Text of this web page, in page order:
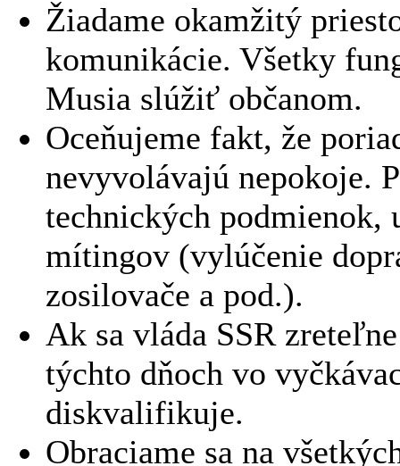
Žiadame okamžitý
komunikácie. Všetky
Musia slúžiť občanom.
Oceňujeme fakt, že
nevyvolávajú nepokoje.
technických podmienok,
mítingov (vylúčenie
zosilovače a pod.).
Ak sa vláda SSR
týchto dňoch vo
diskvalifikuje.
Obraciame sa na